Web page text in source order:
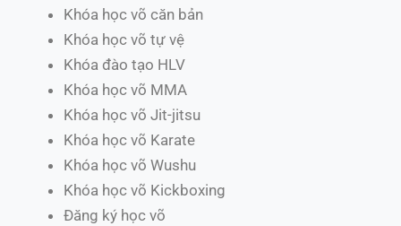
Khóa học võ căn bản
Khóa học võ tự vệ
Khóa đào tạo HLV
Khóa học võ MMA
Khóa học võ Jit-jitsu
Khóa học võ Karate
Khóa học võ Wushu
Khóa học võ Kickboxing
Đăng ký học võ